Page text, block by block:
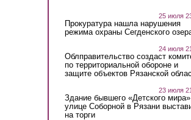
25 июля
Прокуратура нашла нарушения
режима охраны Сегденского
24 июля
Облправительство создаст
по территориальной обороне и
защите объектов Рязанской
23 июля
Здание бывшего «Детского
улице Соборной в Рязани
на торги